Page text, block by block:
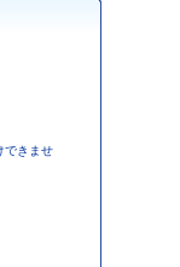
できませ